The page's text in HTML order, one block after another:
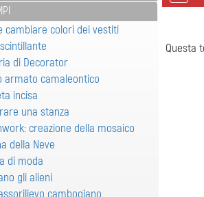
cambiare colori dei vestiti
di Decorator
armato camaleontico
incisa
una stanza
creazione della mosaico
della Neve
di moda
gli alieni
cambogiano
Questa